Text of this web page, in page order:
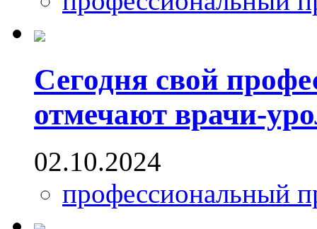
Сегодня свой
отмечают врачи-
02.10.2024
профессиональный